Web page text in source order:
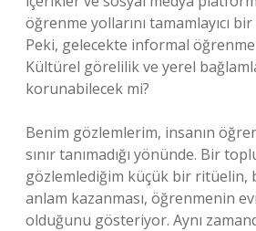
öğrenme yollarını tamamlayıcı
Peki, gelecekte informal öğrenme
Kültürel görelilik ve yerel
korunabilecek mi?
Benim gözlemlerim, insanın
sınır tanımadığı yönünde. Bir
gözlemlediğim küçük bir ritüelin,
anlam kazanması, öğrenmenin
olduğunu gösteriyor. Aynı